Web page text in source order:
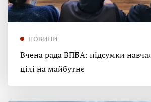
НОВИНИ
Вчена рада ВПБА: підсумки
цілі на майбутнє